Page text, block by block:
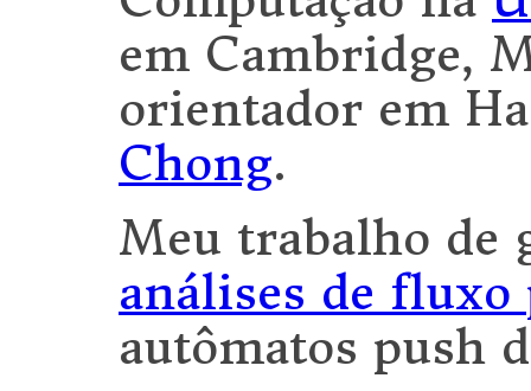
em Cambridge,
orientador em
Chong.
Meu trabalho de
análises de fluxo
autômatos push